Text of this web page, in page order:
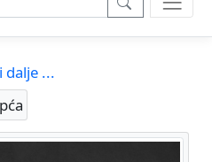
dalje ...